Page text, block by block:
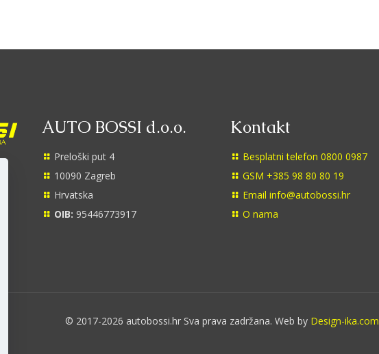
AUTO BOSSI d.o.o.
Preloški put 4
10090 Zagreb
Hrvatska
OIB: 95446773917
Kontakt
Besplatni telefon 0800 0987
GSM +385 98 80 80 19
Email info@autobossi.hr
O nama
© 2017-2026 autobossi.hr Sva prava zadržana. Web by Design-ika.com